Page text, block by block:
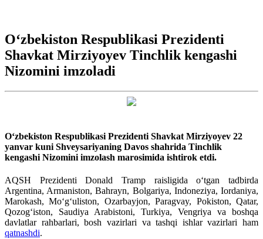
O‘zbekiston Respublikasi Prezidenti
Shavkat Mirziyoyev Tinchlik kengashi
Nizomini imzoladi
O‘zbekiston Respublikasi Prezidenti Shavkat Mirziyoyev 22
yanvar kuni Shveysariyaning Davos shahrida Tinchlik
kengashi Nizomini imzolash marosimida ishtirok etdi.
AQSH Prezidenti Donald Tramp raisligida o‘tgan tadbirda
Argentina, Armaniston, Bahrayn, Bolgariya, Indoneziya, Iordaniya,
Marokash, Mo‘g‘uliston, Ozarbayjon, Paragvay, Pokiston, Qatar,
Qozog‘iston, Saudiya Arabistoni, Turkiya, Vengriya va boshqa
davlatlar rahbarlari, bosh vazirlari va tashqi ishlar vazirlari ham
qatnashdi.